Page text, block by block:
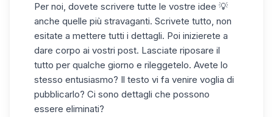
Per noi, dovete scrivere tutte le vostre idee 💡
anche quelle più stravaganti. Scrivete tutto, non
esitate a mettere tutti i dettagli. Poi inizierete a
dare corpo ai vostri post. Lasciate riposare il
tutto per qualche giorno e rileggetelo. Avete lo
stesso entusiasmo? Il testo vi fa venire voglia di
pubblicarlo? Ci sono dettagli che possono
essere eliminati?